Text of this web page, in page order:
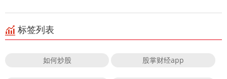
标签列表
如何炒股 股掌财经app